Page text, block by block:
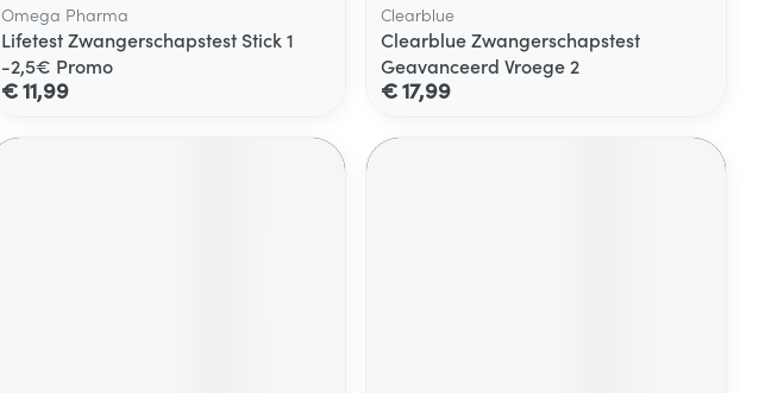
Omega Pharma
Lifetest Zwangerschapstest Stick 1
-2,5€ Promo
€ 11,99
Clearblue
Clearblue Zwangerschapstest
Geavanceerd Vroege 2
€ 17,99